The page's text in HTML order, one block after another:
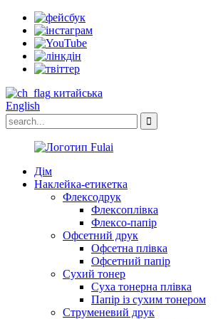
китайська
English
Дім
Наклейка-етикетка
Флексодрук
Флексоплівка
Флексо-папір
Офсетний друк
Офсетна плівка
Офсетний папір
Сухий тонер
Суха тонерна плівка
Папір із сухим тонером
Струменевий друк